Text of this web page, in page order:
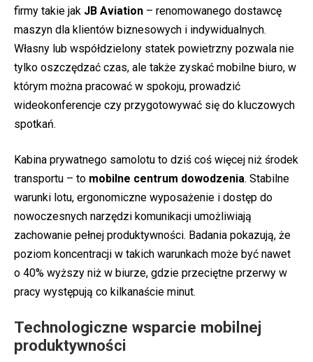
firmy takie jak JB Aviation – renomowanego dostawcę
maszyn dla klientów biznesowych i indywidualnych.
Własny lub współdzielony statek powietrzny pozwala nie
tylko oszczędzać czas, ale także zyskać mobilne biuro, w
którym można pracować w spokoju, prowadzić
wideokonferencje czy przygotowywać się do kluczowych
spotkań.
Kabina prywatnego samolotu to dziś coś więcej niż środek
transportu – to mobilne centrum dowodzenia. Stabilne
warunki lotu, ergonomiczne wyposażenie i dostęp do
nowoczesnych narzędzi komunikacji umożliwiają
zachowanie pełnej produktywności. Badania pokazują, że
poziom koncentracji w takich warunkach może być nawet
o 40% wyższy niż w biurze, gdzie przeciętne przerwy w
pracy występują co kilkanaście minut.
Technologiczne wsparcie mobilnej
produktywności